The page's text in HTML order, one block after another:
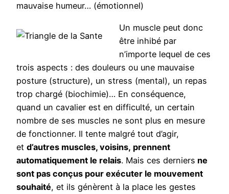
mauvaise humeur… (émotionnel)
Un muscle peut donc
être inhibé par
n’importe lequel de ces
trois aspects : des douleurs ou une mauvaise
posture (structure), un stress (mental), un repas
trop chargé (biochimie)… En conséquence,
quand un cavalier est en difficulté, un certain
nombre de ses muscles ne sont plus en mesure
de fonctionner. Il tente malgré tout d’agir,
et d’autres muscles, voisins, prennent
automatiquement le relais. Mais ces derniers ne
sont pas conçus pour exécuter le mouvement
souhaité, et ils génèrent à la place les gestes